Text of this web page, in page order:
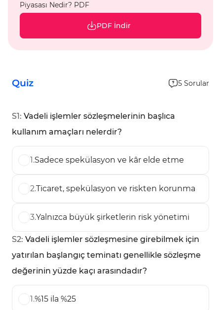
Piyasası Nedir? PDF
PDF İndir
Quiz 5 Sorular
S1: Vadeli işlemler sözleşmelerinin başlıca
kullanım amaçları nelerdir?
1.Sadece spekülasyon ve kâr elde etme
2.Ticaret, spekülasyon ve riskten korunma
3.Yalnızca büyük şirketlerin risk yönetimi
S2: Vadeli işlemler sözleşmesine girebilmek için
yatırılan başlangıç teminatı genellikle sözleşme
değerinin yüzde kaçı arasındadır?
1.%15 ila %25